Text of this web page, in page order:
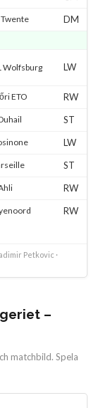
Twente DM
Wolfsburg LW
ETO
RW
ST
LW
ST
RW
RW
Petkovic ·
–
matchbild. Spela